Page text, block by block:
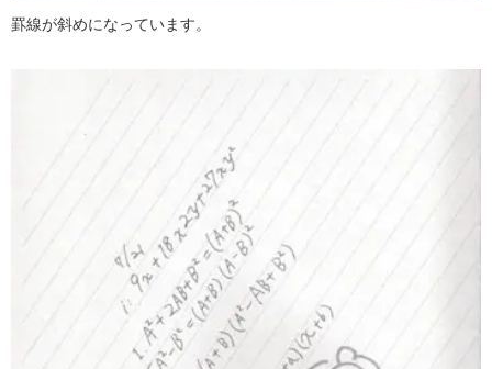
罫線が斜めになっています。